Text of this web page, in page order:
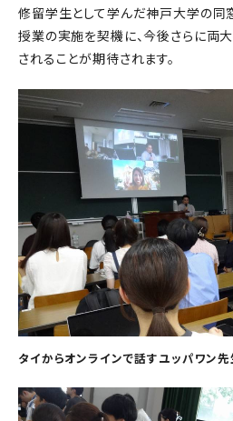
修留学生として学んだ神戸大学の同
授業の実施を契機に、今後さらに両
されることが期待されます。
タイからオンラインで話すユッパワン先